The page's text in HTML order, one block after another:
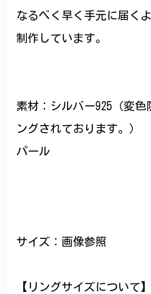
なるべく早く手元に届く
制作しています。
素材：シルバー925（変色
ングされております。）
パール
サイズ：画像参照
【リングサイズについて】